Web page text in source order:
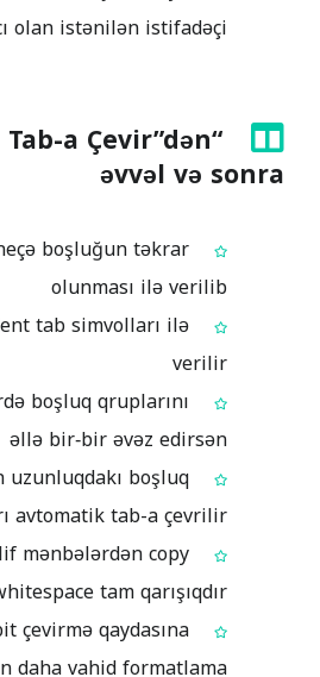
olan istənilən istifadəçi
Tab-a Çevir”dən
əvvəl və sonra
boşluğun təkrar
olunması ilə verilib
tab simvolları ilə
verilir
boşluq qruplarını
əllə bir‑bir əvəz edirsən
uzunluqdakı boşluq
avtomatik tab-a çevrilir
mənbələrdən copy
tam qarışıqdır
çevirmə qaydasına
daha vahid formatlama